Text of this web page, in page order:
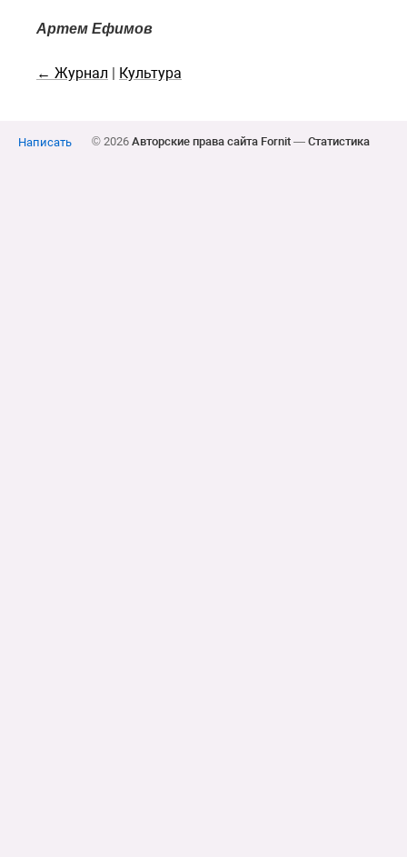
Артем Ефимов
← Журнал | Культура
Написать © 2026 Авторские права сайта Fornit— Статистика